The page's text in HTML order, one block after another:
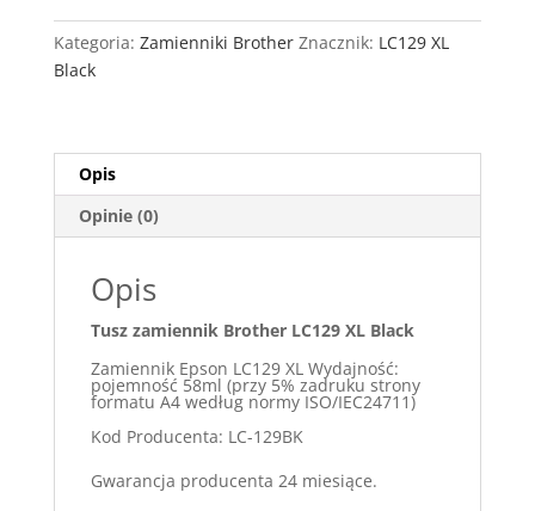
Kategoria: Zamienniki Brother Znacznik: LC129 XL
Black
Opis
Opinie (0)
Opis
Tusz zamiennik Brother LC129 XL Black
Zamiennik Epson LC129 XL Wydajność:
pojemność 58ml (przy 5% zadruku strony
formatu A4 według normy ISO/IEC24711)
Kod Producenta: LC-129BK
Gwarancja producenta 24 miesiące.